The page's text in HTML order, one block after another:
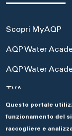
Scopri MyAQP
AQP Water
AQP Water
TVA
Portale Acquisti
Aseco
Questo portale
funzionamento del
raccogliere e